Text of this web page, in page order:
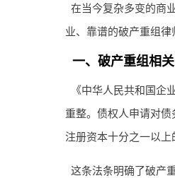
在当今复杂多变的商
业、靠谱的破产重组律
一、破产重组相
《中华人民共和国
重整。债权人申请对
注册资本十分之一以
这条法条明确了破产